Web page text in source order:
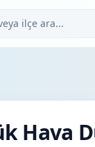
ara
Hava